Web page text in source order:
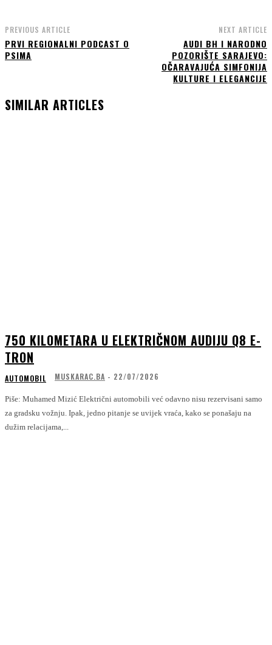
PREVIOUS ARTICLE
PRVI REGIONALNI PODCAST O
PSIMA
NEXT ARTICLE
AUDI BH I NARODNO
POZORIŠTE SARAJEVO:
OČARAVAJUĆA SIMFONIJA
KULTURE I ELEGANCIJE
SIMILAR ARTICLES
750 KILOMETARA U ELEKTRIČNOM AUDIJU Q8 E-
TRON
AUTOMOBIL MUSKARAC.BA - 22/07/2026
Piše: Muhamed Mizić Električni automobili već odavno nisu rezervisani samo
za gradsku vožnju. Ipak, jedno pitanje se uvijek vraća, kako se ponašaju na
dužim relacijama,...